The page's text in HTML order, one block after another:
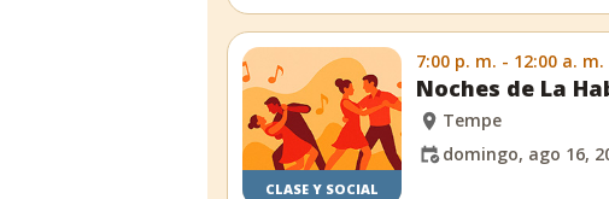
CLASE Y SOCIAL
7:00 p. m. - 12:00 a. m.
Noches de La
Tempe
domingo, ago 16,